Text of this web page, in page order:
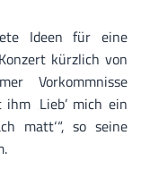
Ideen für eine
kürzlich von
Vorkommnisse
‚Lieb’ mich ein
matt‘“, so seine